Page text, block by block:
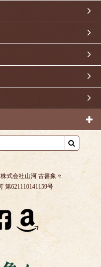
式会社山河 古書象々
第621110141159号